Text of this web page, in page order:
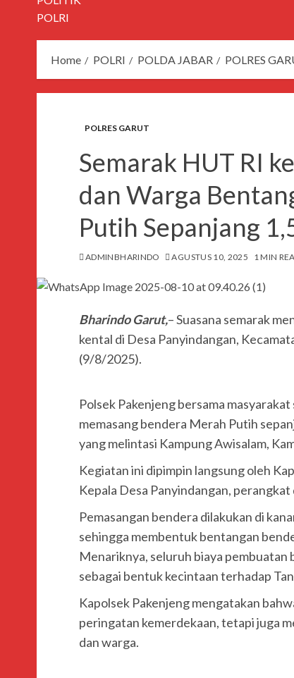
POLRI
Home POLRI POLDA JABAR POLRES
POLRES GARUT
Semarak HUT RI
dan Warga
Putih Sepanjang
ADMINBHARINDO AGUSTUS 10, 2025 1 MIN
Bharindo Garut,– Suasana semarak
kental di Desa Panyindangan,
(9/8/2025).
Polsek Pakenjeng bersama
memasang bendera Merah Putih
yang melintasi Kampung Awisalam,
Kegiatan ini dipimpin langsung oleh
Kepala Desa Panyindangan,
Pemasangan bendera dilakukan di
sehingga membentuk bentangan
Menariknya, seluruh biaya pembuatan
sebagai bentuk kecintaan terhadap
Kapolsek Pakenjeng mengatakan
peringatan kemerdekaan, tetapi juga
dan warga.